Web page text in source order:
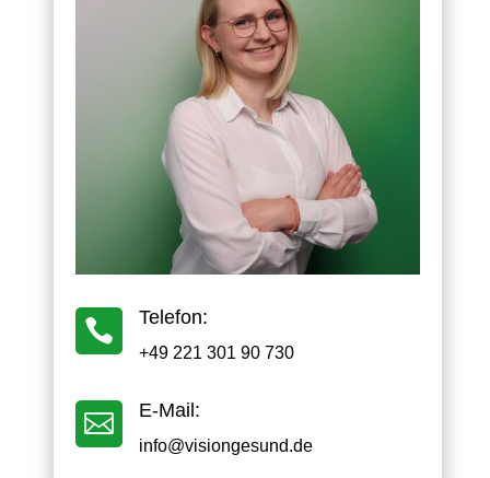
 Telefon:
+49 221 301 90 730
 E-Mail:
info@visiongesund.de